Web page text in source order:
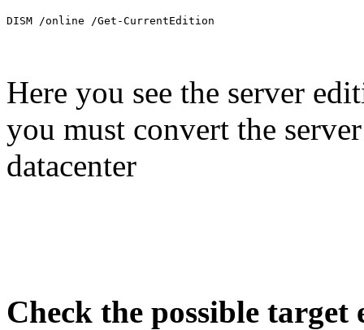
DISM /online /Get-CurrentEdition
Here you see the server
you must convert the
datacenter
Check the possible target